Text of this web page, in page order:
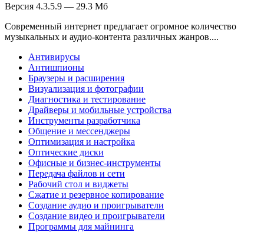
Версия 4.3.5.9 — 29.3 Мб
Современный интернет предлагает огромное количество
музыкальных и аудио-контента различных жанров....
Антивирусы
Антишпионы
Браузеры и расширения
Визуализация и фотографии
Диагностика и тестирование
Драйверы и мобильные устройства
Инструменты разработчика
Общение и мессенджеры
Оптимизация и настройка
Оптические диски
Офисные и бизнес-инструменты
Передача файлов и сети
Рабочий стол и виджеты
Сжатие и резервное копирование
Создание аудио и проигрыватели
Создание видео и проигрыватели
Программы для майнинга